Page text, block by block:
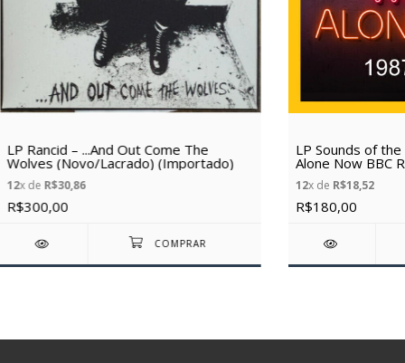
LP Rancid – ...And Out Come The
Wolves (Novo/Lacrado) (Importado)
12x de R$30,86
R$300,00
LP Sounds of
Alone Now BBC
(Novo/Lacrado)
12x de R$18,52
R$180,00